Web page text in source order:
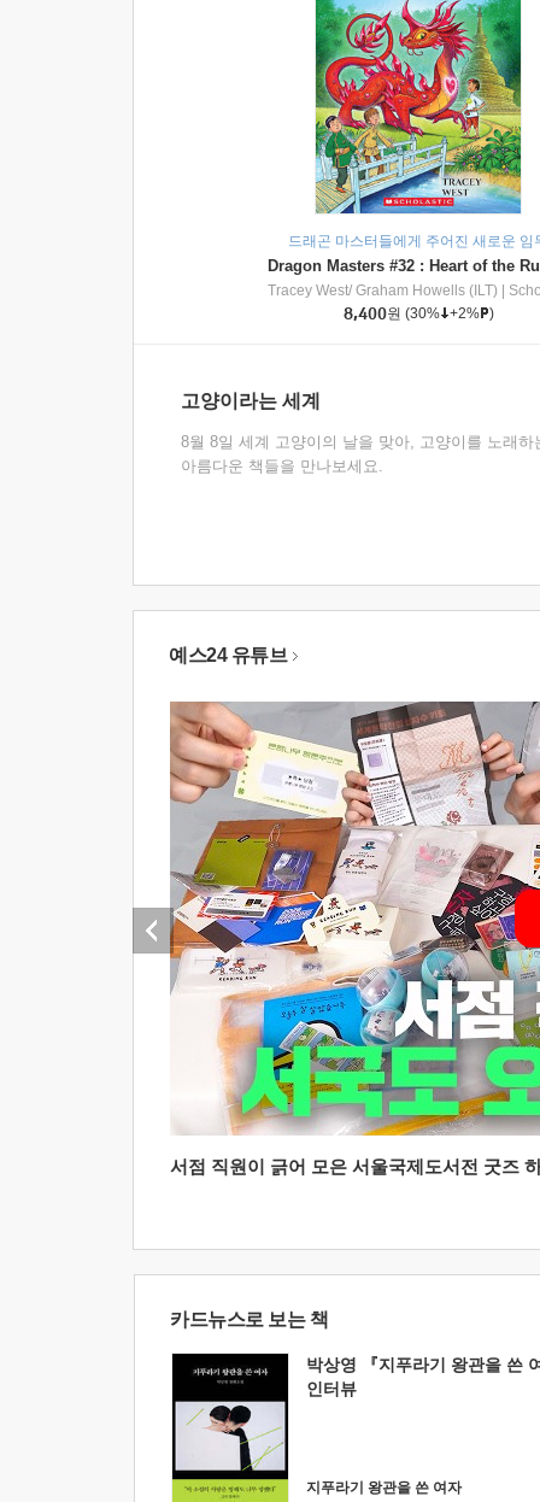
드래곤 마스터들에게 주어진 새로운 임
Tracey West/ Graham Howells (ILT)
8,400원 (30% +2% )
고양이라는 세계
8월 8일 세계 고양이의 날을 맞아, 고양이를 노래하
아름다운 책들을 만나보세요.
예스24 유튜브
서점 직원이 긁어 모은 서울국제도서전 굿즈
카드뉴스로 보는 책
박상영 『지푸라기 왕관을 쓴
인터뷰
지푸라기 왕관을 쓴 여자